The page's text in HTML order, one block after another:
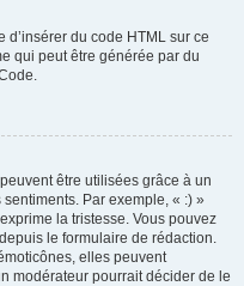
d’insérer du code HTML sur ce
qui peut être générée par du
être utilisées grâce à un
Par exemple, « :) »
la tristesse. Vous pouvez
le formulaire de rédaction.
elles peuvent
modérateur pourrait décider de le